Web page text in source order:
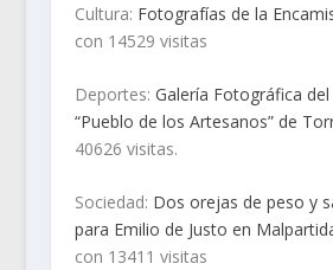
Cultura: Fotografías de la
con 14529 visitas
Deportes: Galería Fotográfica
“Pueblo de los Artesanos” de
40626 visitas.
Sociedad: Dos orejas de peso y
para Emilio de Justo en
con 13411 visitas